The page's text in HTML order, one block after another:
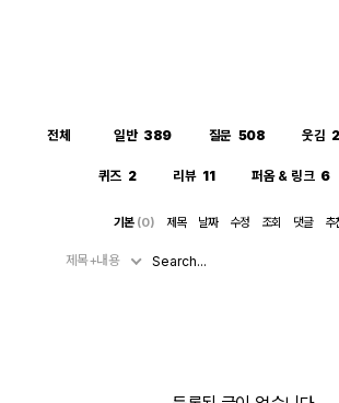
전체 일반 389 질문 508 웃김 2
퀴즈 2 리뷰 11 퍼옴 & 링크 6
기본 (0) 제목 날짜 수정 조회 댓글 추
제목+내용